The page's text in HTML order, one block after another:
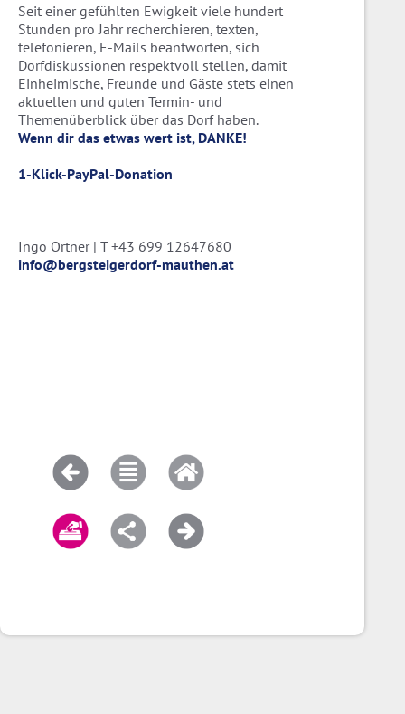
Seit einer gefühlten Ewigkeit viele hundert
Stunden pro Jahr recherchieren, texten,
telefonieren, E-Mails beantworten, sich
Dorfdiskussionen respektvoll stellen, damit
Einheimische, Freunde und Gäste stets einen
aktuellen und guten Termin- und
Themenüberblick über das Dorf haben.
Wenn dir das etwas wert ist, DANKE!
1-Klick-PayPal-Donation
Ingo Ortner | T +43 699 12647680
info@bergsteigerdorf-mauthen.at